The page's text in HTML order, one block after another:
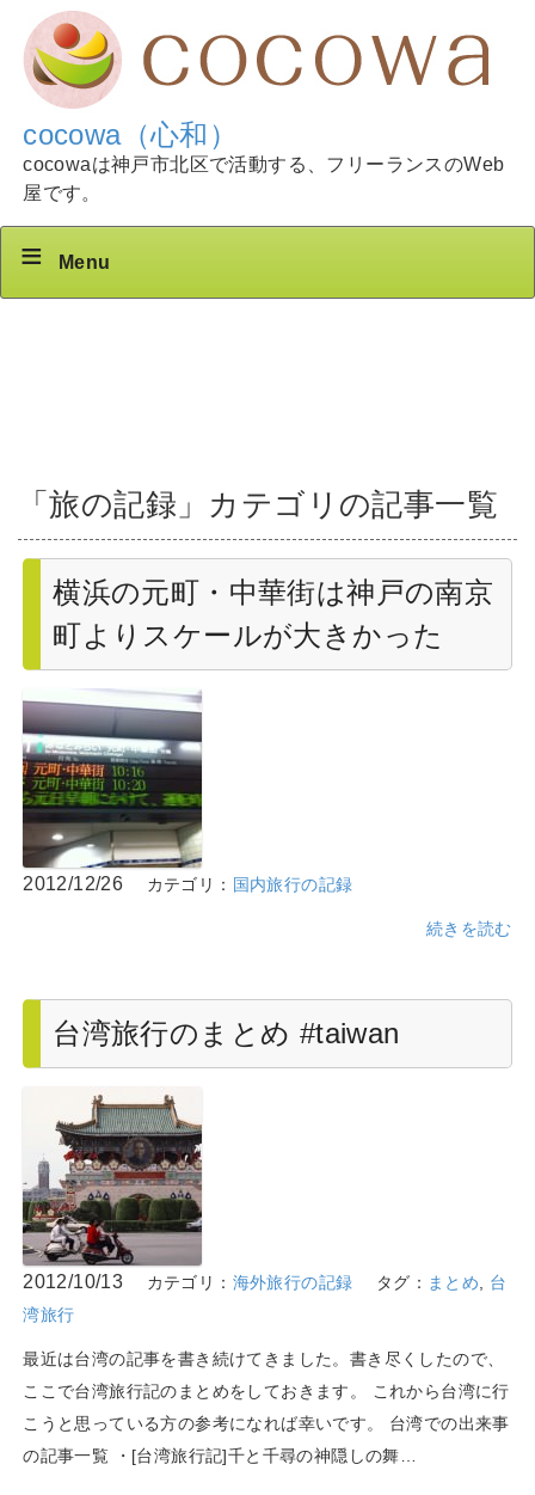
cocowa（心和）
cocowaは神戸市北区で活動する、フリーランスのWeb
屋です。
Menu
「旅の記録」カテゴリの記事一覧
横浜の元町・中華街は神戸の南京
町よりスケールが大きかった
2012/12/26 カテゴリ： 国内旅行の記録
続きを読む
台湾旅行のまとめ #taiwan
2012/10/13 カテゴリ： 海外旅行の記録 タグ： まとめ
台
湾旅行
最近は台湾の記事を書き続けてきました。書き尽くしたので、
ここで台湾旅行記のまとめをしておきます。 これから台湾に行
こうと思っている方の参考になれば幸いです。 台湾での出来事
の記事一覧 ・[台湾旅行記]千と千尋の神隠しの舞…